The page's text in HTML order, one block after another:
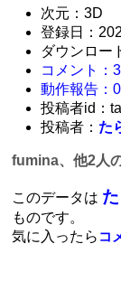
次元：3D
登録日：
ダウンロー
コメント：
動作報告：
投稿者id：
投稿者： た
fumina、他2人
このデータは
ものです。
気に入ったら コ